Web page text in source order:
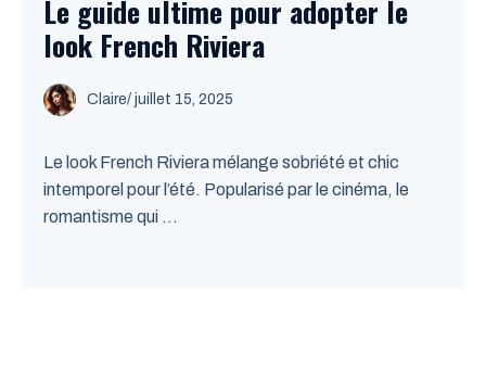
Le guide ultime pour adopter le
look French Riviera
Claire/ juillet 15, 2025
Le look French Riviera mélange sobriété et chic
intemporel pour l’été. Popularisé par le cinéma, le
romantisme qui ...